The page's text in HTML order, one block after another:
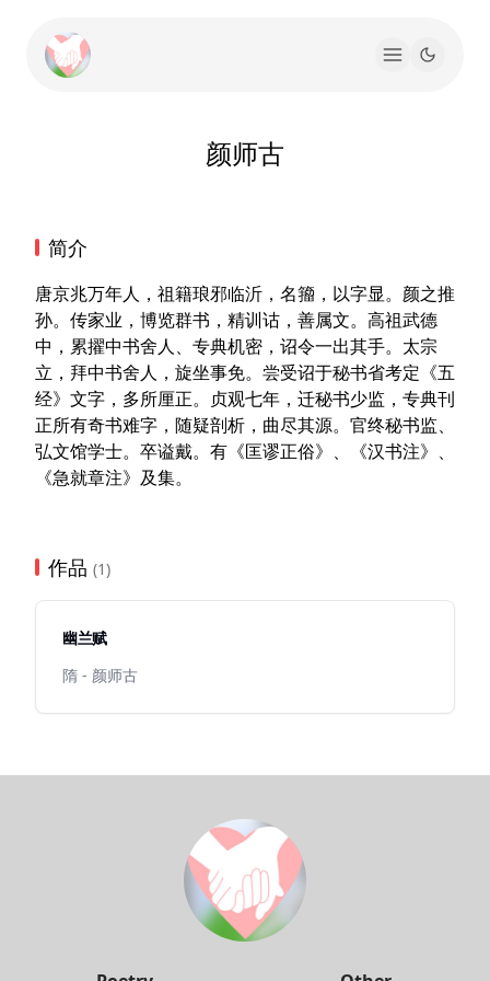
颜师古
简介
唐京兆万年人，祖籍琅邪临沂，名籀，以字显。颜之推
孙。传家业，博览群书，精训诂，善属文。高祖武德
中，累擢中书舍人、专典机密，诏令一出其手。太宗
立，拜中书舍人，旋坐事免。尝受诏于秘书省考定《五
经》文字，多所厘正。贞观七年，迁秘书少监，专典刊
正所有奇书难字，随疑剖析，曲尽其源。官终秘书监、
弘文馆学士。卒谥戴。有《匡谬正俗》、《汉书注》、
《急就章注》及集。
作品 (1)
幽兰赋
隋 - 颜师古